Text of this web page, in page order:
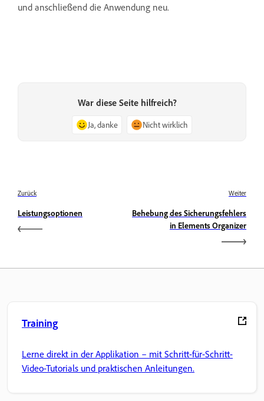
und anschließend die Anwendung neu.
War diese Seite hilfreich?
Ja, danke Nicht wirklich
Zurück
Leistungsoptionen
Weiter
Behebung des Sicherungsfehlers
in Elements Organizer
Training
Lerne direkt in der Applikation – mit Schritt-für-Schritt-
Video-Tutorials und praktischen Anleitungen.